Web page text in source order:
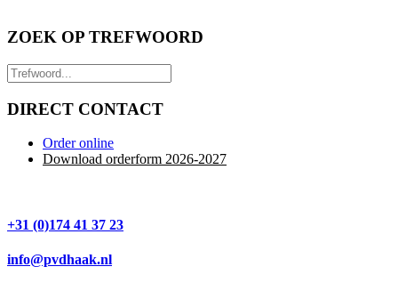
ZOEK OP TREFWOORD
DIRECT CONTACT
Order online
Download orderform 2026-2027
+31 (0)174 41 37 23
info@pvdhaak.nl